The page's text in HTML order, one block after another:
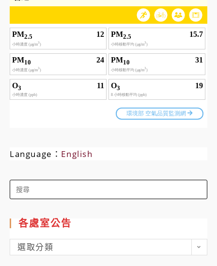
Language： English
Search
for:
各處室公告
各
處
選取分類